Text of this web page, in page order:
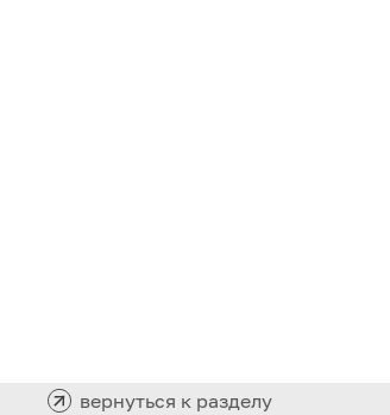
вернуться к разделу